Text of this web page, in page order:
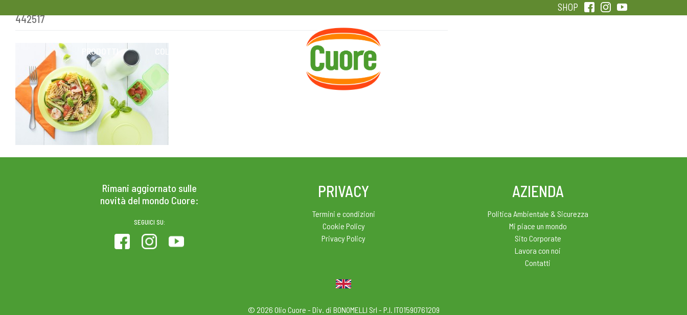
Skip
SHOP
PRODOTTI
HOME
442517
Rimani aggiornato sulle
novità del mondo Cuore:
SEGUICI SU:
PRIVACY
Termini e condizioni
Cookie Policy
Privacy Policy
AZIENDA
Politica Ambientale & Sicurezza
Mi piace un mondo
Sito Corporate
Lavora con noi
Contatti
© 2026 Olio Cuore - Div. di BONOMELLI Srl - P.I. IT01590761209